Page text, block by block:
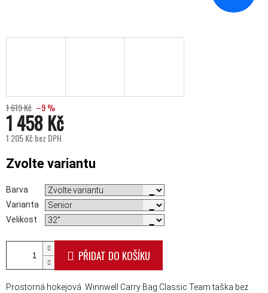
1 619 Kč –9 %
1 458 Kč
1 205 Kč bez DPH
Zvolte variantu
Barva
Varianta
Velikost
PŘIDAT DO KOŠÍKU
Prostorná hokejová Winnwell Carry Bag Classic Team taška bez